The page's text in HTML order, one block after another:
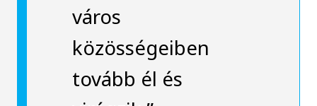
város
közösségeiben
tovább él és